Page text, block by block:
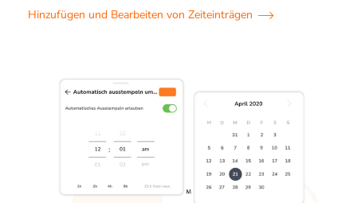
Hinzufügen und Bearbeiten von Zeiteinträgen